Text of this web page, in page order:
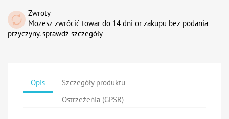
Zwroty
Możesz zwrócić towar do 14 dni or zakupu bez podania
przyczyny. sprawdź szczegóły
Opis
Szczegóły produktu
Ostrzeżeńia (GPSR)